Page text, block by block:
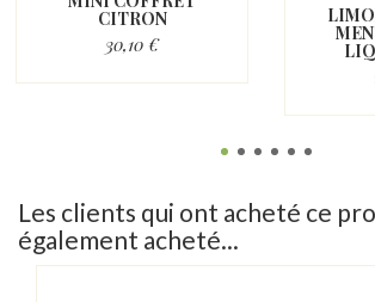
CITRON
30,10 €
Les clients qui ont acheté ce
également acheté...